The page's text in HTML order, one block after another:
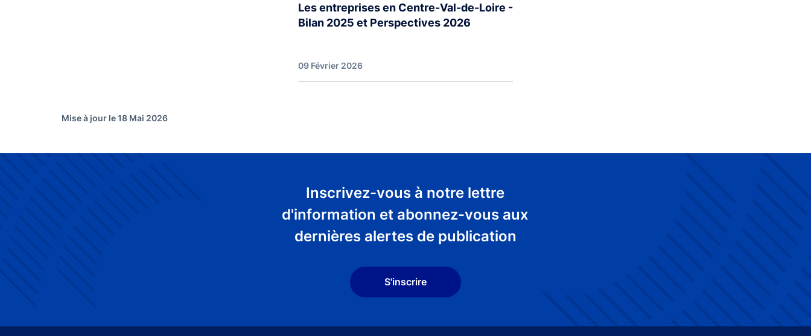
Les entreprises en Centre-Val-de-Loire -
Bilan 2025 et Perspectives 2026
09 Février 2026
Mise à jour le 18 Mai 2026
Inscrivez-vous à notre lettre
d'information et abonnez-vous aux
dernières alertes de publication
S'inscrire